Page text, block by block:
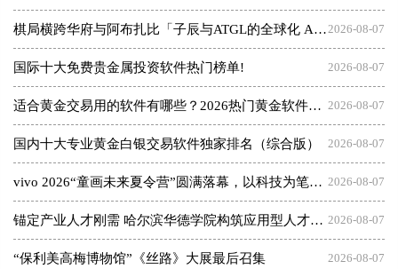
2026-08-07
棋局横跨华府与阿布扎比「子辰与ATGL的全球化 AI 资本突围战」
2026-08-07
国际十大免费贵金属投资软件热门榜单!
2026-08-07
适合黄金交易用的软件有哪些？2026热门黄金软件速览！
2026-08-07
国内十大专业黄金白银交易软件独家排名（综合版）
2026-08-07
vivo 2026“童画未来夏令营”圆满落幕，以科技为笔，绘就美育未来
2026-08-07
锚定产业人才刚需 哈尔滨华德学院构筑应用型人才成长高地
2026-08-07
“保利美高梅博物馆”《丝路》大展最后召集